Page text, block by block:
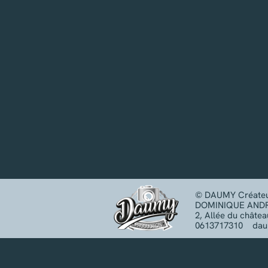
‍© DAUMY
‍DOMINIQUE
‍2, Allée du
‍0613717310